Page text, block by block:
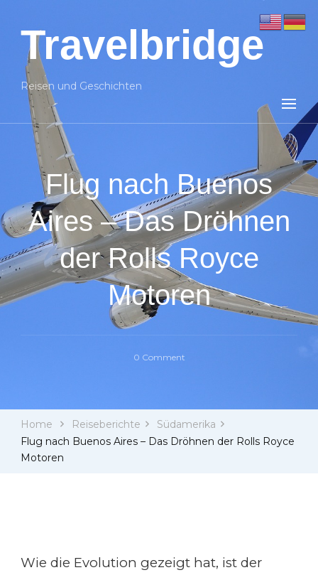
Travelbridge
Reisen und Geschichten
Flug nach Buenos
Aires – Das Dröhnen
der Rolls Royce
Motoren
0 Commenton
Aires
–
Das
Home Reiseberichte
Südamerika
Flug nach Buenos Aires – Das Dröhnen der Rolls Royce
Motoren
Wie die Evolution gezeigt hat, ist der